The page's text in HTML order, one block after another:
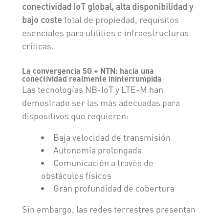
conectividad IoT global, alta disponibilidad y
bajo coste total de propiedad, requisitos
esenciales para utilities e infraestructuras
críticas.
La convergencia 5G + NTN: hacia una
conectividad realmente ininterrumpida
Las tecnologías NB-IoT y LTE-M han
demostrado ser las más adecuadas para
dispositivos que requieren:
Baja velocidad de transmisión
Autonomía prolongada
Comunicación a través de
obstáculos físicos
Gran profundidad de cobertura
Sin embargo, las redes terrestres presentan